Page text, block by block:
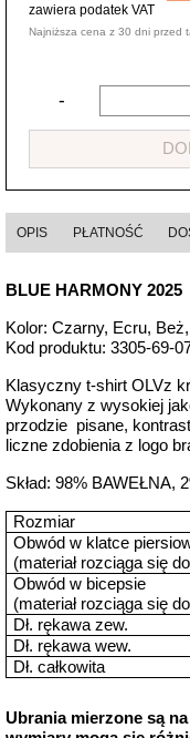
zawiera podatek VAT
Najniższa cena z 30 dni przed
-
OPIS PŁATNOŚĆ
BLUE HARMONY 2025
Kolor: Czarny, Ecru,
Kod produktu: 3305-69-
Klasyczny t-shirt OLVz
Wykonany z wysokiej
przodzie pisane,
liczne zdobienia z logo
Skład: 98% BAWEŁNA,
Rozmiar
Obwód w klatce
(materiał rozciąga się
Obwód w bicepsie
(materiał rozciąga się
Dł. rękawa zew.
Dł. rękawa wew.
Dł. całkowita
Ubrania mierzone są